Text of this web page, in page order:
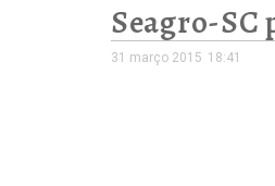
Seagro-SC
31 março 2015 18:41